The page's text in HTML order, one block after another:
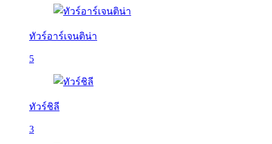
ทัวร์อาร์เจนติน่า
5
ทัวร์ชิลี
3